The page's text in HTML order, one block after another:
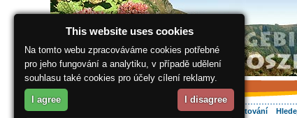
O regionu Vaše dovolená Ubytování
This website uses cookies
Na tomto webu zpracováváme cookies potřebné
pro jeho fungování a analytiku, v případě udělení
souhlasu také cookies pro účely cílení reklamy.
I agree I disagree